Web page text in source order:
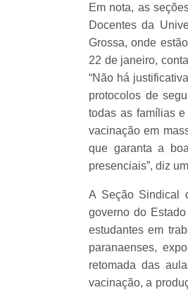
Em nota, as
Docentes da
Grossa, onde
22 de janeiro,
“Não há
protocolos de
todas as famílias
vacinação em
que garanta a
presenciais”, diz
A Seção Sindical
governo do
estudantes em
paranaenses,
retomada das
vacinação, a